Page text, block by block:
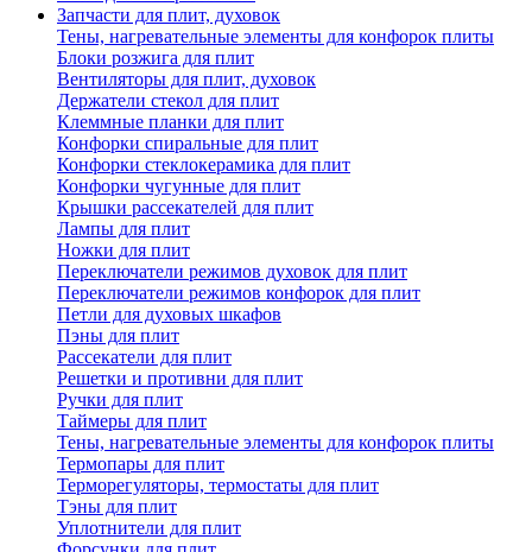
Запчасти для плит, духовок
Тены, нагревательные элементы для конфорок плиты
Блоки розжига для плит
Вентиляторы для плит, духовок
Держатели стекол для плит
Клеммные планки для плит
Конфорки спиральные для плит
Конфорки стеклокерамика для плит
Конфорки чугунные для плит
Крышки рассекателей для плит
Лампы для плит
Ножки для плит
Переключатели режимов духовок для плит
Переключатели режимов конфорок для плит
Петли для духовых шкафов
Пэны для плит
Рассекатели для плит
Решетки и противни для плит
Ручки для плит
Таймеры для плит
Тены, нагревательные элементы для конфорок плиты
Термопары для плит
Терморегуляторы, термостаты для плит
Тэны для плит
Уплотнители для плит